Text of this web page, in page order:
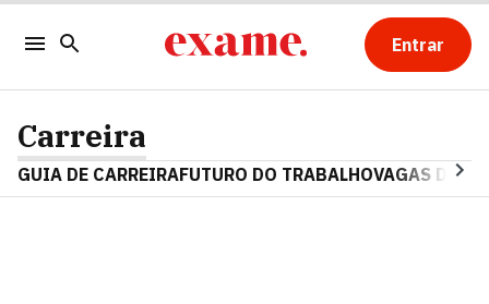
Entrar
Carreira
GUIA DE CARREIRAFUTURO DO TRABALHOVAGAS DE